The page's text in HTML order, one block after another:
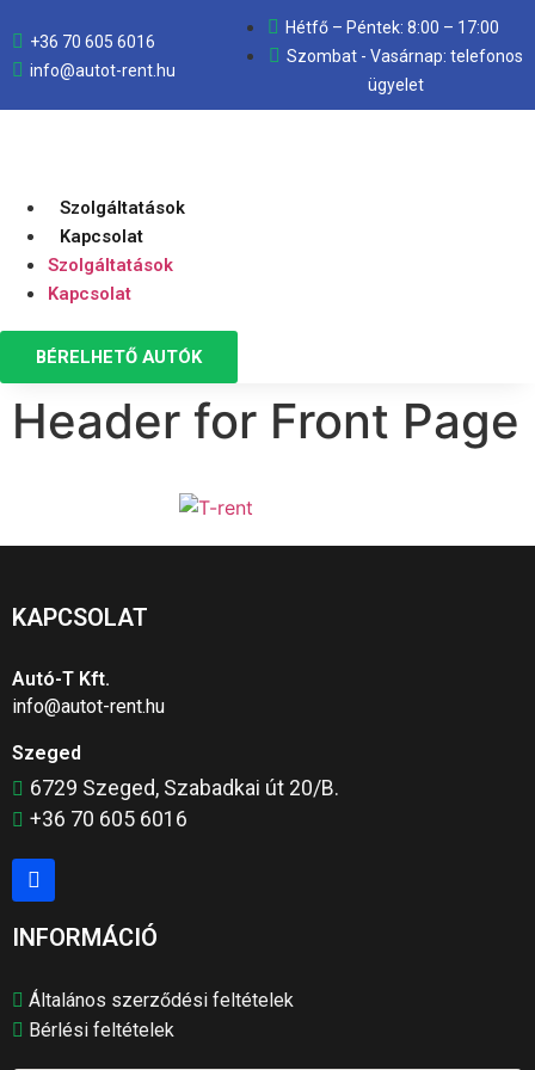
+36 70 605 6016
info@autot-rent.hu
Hétfő – Péntek: 8:00 – 17:00
Szombat - Vasárnap: telefonos
ügyelet
Szolgáltatások
Kapcsolat
Szolgáltatások
Kapcsolat
BÉRELHETŐ AUTÓK
Header for Front Page
KAPCSOLAT
Autó-T Kft.
info@autot-rent.hu
Szeged
6729 Szeged, Szabadkai út 20/B.
+36 70 605 6016
INFORMÁCIÓ
Általános szerződési feltételek
Bérlési feltételek